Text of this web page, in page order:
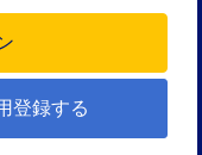
登録する